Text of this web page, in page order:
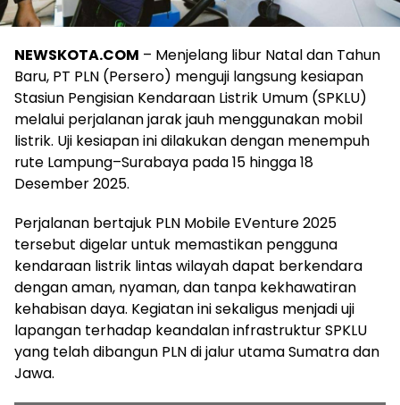
NEWSKOTA.COM – Menjelang libur Natal dan Tahun
Baru, PT PLN (Persero) menguji langsung kesiapan
Stasiun Pengisian Kendaraan Listrik Umum (SPKLU)
melalui perjalanan jarak jauh menggunakan mobil
listrik. Uji kesiapan ini dilakukan dengan menempuh
rute Lampung–Surabaya pada 15 hingga 18
Desember 2025.
Perjalanan bertajuk PLN Mobile EVenture 2025
tersebut digelar untuk memastikan pengguna
kendaraan listrik lintas wilayah dapat berkendara
dengan aman, nyaman, dan tanpa kekhawatiran
kehabisan daya. Kegiatan ini sekaligus menjadi uji
lapangan terhadap keandalan infrastruktur SPKLU
yang telah dibangun PLN di jalur utama Sumatra dan
Jawa.